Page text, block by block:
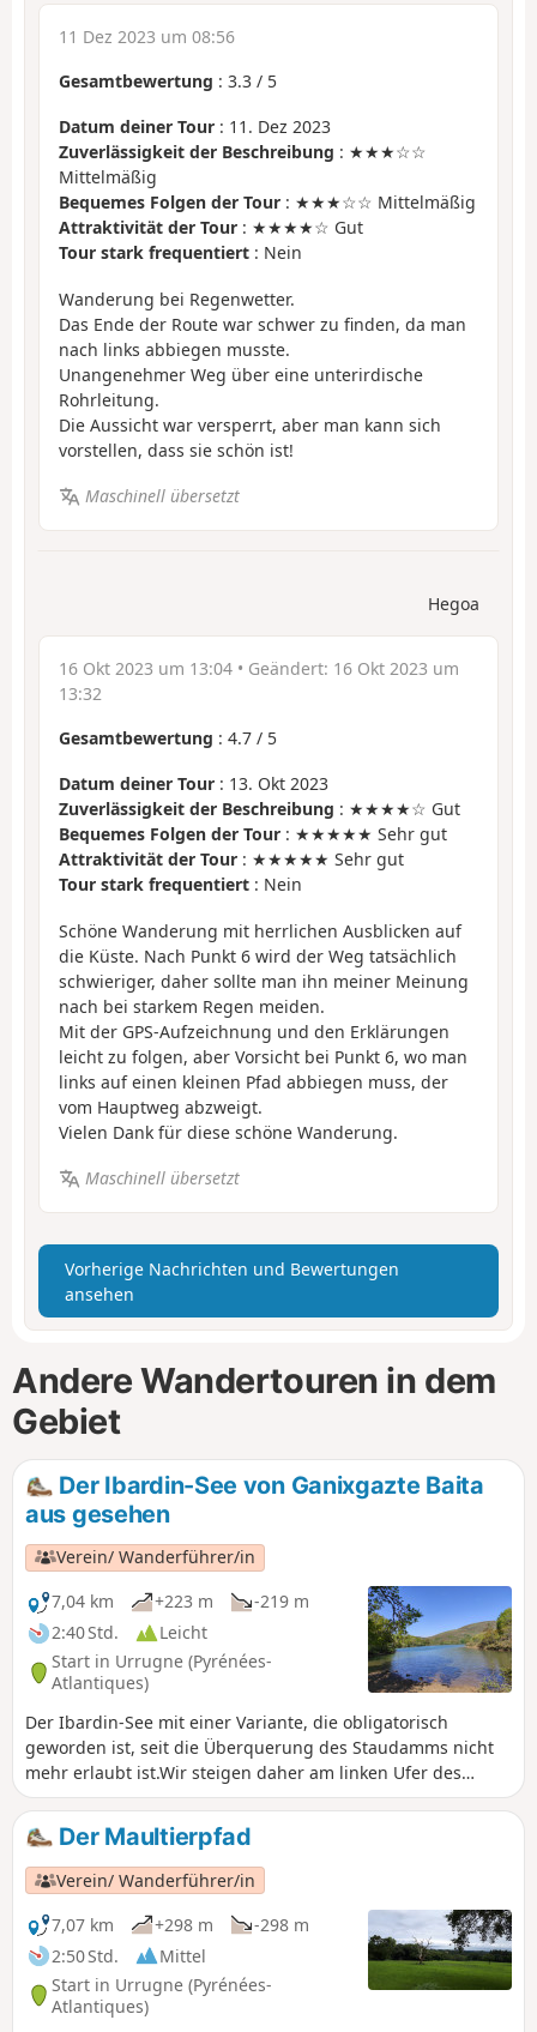
11 Dez 2023 um 08:56
Gesamtbewertung : 3.3 / 5
Datum deiner Tour : 11. Dez 2023
Zuverlässigkeit der Beschreibung : ★★★☆☆
Mittelmäßig
Bequemes Folgen der Tour : ★★★☆☆ Mittelmäßig
Attraktivität der Tour : ★★★★☆ Gut
Tour stark frequentiert : Nein
Wanderung bei Regenwetter.
Das Ende der Route war schwer zu finden, da man
nach links abbiegen musste.
Unangenehmer Weg über eine unterirdische
Rohrleitung.
Die Aussicht war versperrt, aber man kann sich
vorstellen, dass sie schön ist!
Maschinell übersetzt
Hegoa
16 Okt 2023 um 13:04 • Geändert: 16 Okt 2023 um
13:32
Gesamtbewertung : 4.7 / 5
Datum deiner Tour : 13. Okt 2023
Zuverlässigkeit der Beschreibung : ★★★★☆ Gut
Bequemes Folgen der Tour : ★★★★★ Sehr gut
Attraktivität der Tour : ★★★★★ Sehr gut
Tour stark frequentiert : Nein
Schöne Wanderung mit herrlichen Ausblicken auf
die Küste. Nach Punkt 6 wird der Weg tatsächlich
schwieriger, daher sollte man ihn meiner Meinung
nach bei starkem Regen meiden.
Mit der GPS-Aufzeichnung und den Erklärungen
leicht zu folgen, aber Vorsicht bei Punkt 6, wo man
links auf einen kleinen Pfad abbiegen muss, der
vom Hauptweg abzweigt.
Vielen Dank für diese schöne Wanderung.
Maschinell übersetzt
Vorherige Nachrichten und Bewertungen
ansehen
Andere Wandertouren in dem
Gebiet
Der Ibardin-See von Ganixgazte Baita
aus gesehen
Verein/ Wanderführer/in
7,04 km
+223 m
-219 m
2:40 Std.
Leicht
Start in Urrugne (Pyrénées-
Atlantiques)
Der Ibardin-See mit einer Variante, die obligatorisch
geworden ist, seit die Überquerung des Staudamms nicht
mehr erlaubt ist.Wir steigen daher am linken Ufer des
Baches hinab, um eine echte Rundwanderung zu machen.
Der Maultierpfad
Verein/ Wanderführer/in
7,07 km
+298 m
-298 m
2:50 Std.
Mittel
Start in Urrugne (Pyrénées-
Atlantiques)